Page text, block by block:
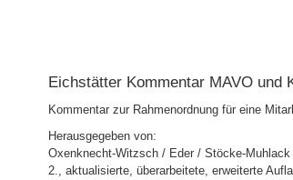
Eichstätter Kommentar MAVO und
Kommentar zur Rahmenordnung für eine
Herausgegeben von:
Oxenknecht-Witzsch / Eder / Stöcke-
2., aktualisierte, überarbeitete, erweiterte